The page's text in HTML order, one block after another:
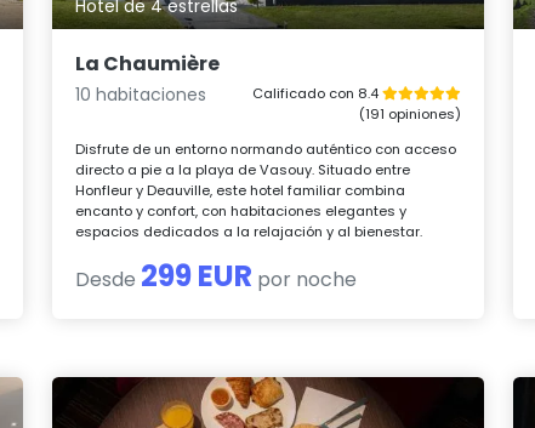
Hotel de 4 estrellas
La Chaumière
10 habitaciones
Calificado con 8.4
(191 opiniones)
Disfrute de un entorno normando auténtico con acceso
directo a pie a la playa de Vasouy. Situado entre
Honfleur y Deauville, este hotel familiar combina
encanto y confort, con habitaciones elegantes y
espacios dedicados a la relajación y al bienestar.
Desde 299 EUR por noche